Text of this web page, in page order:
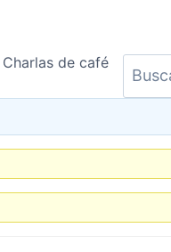
Charlas de café
s
r